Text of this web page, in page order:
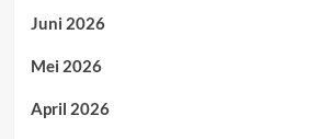
Juni 2026
Mei 2026
April 2026